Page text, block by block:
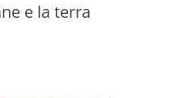
e la terra